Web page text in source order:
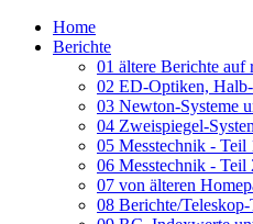
Home
Berichte
01 ältere Berichte auf
02 ED-Optiken,
03 Newton-Systeme
04 Zweispiegel-
05 Messtechnik - Teil
06 Messtechnik - Teil
07 von älteren
08 Berichte/